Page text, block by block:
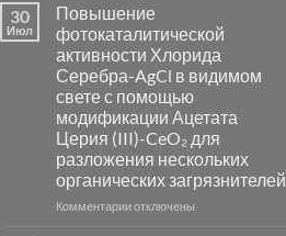
синтез
катализаторов
и
сенсоров
на
основе
металлов
платиновой
группы
30
Июл
Повышение
фотокаталитической
активности Хлорида
Серебра-AgCl в видимом
свете с помощью
модификации Ацетата
Церия (III)-CeO₂ для
разложения нескольких
органических загрязнителей
Комментариикотключены